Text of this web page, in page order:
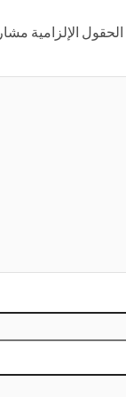
الحقول الإلزامية مشار